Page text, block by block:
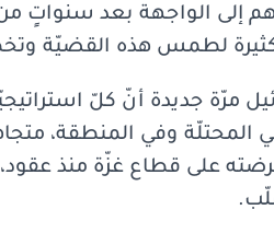
إلى الواجهة بعد سنواتٍ
كثيرة لطمس هذه القضيّة
مرّة جديدة أنّ كلّ
المحتلّة وفي المنطقة،
على قطاع غزّة منذ